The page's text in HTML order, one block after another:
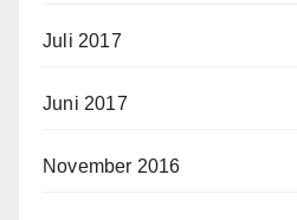
Juli 2017
Juni 2017
November 2016